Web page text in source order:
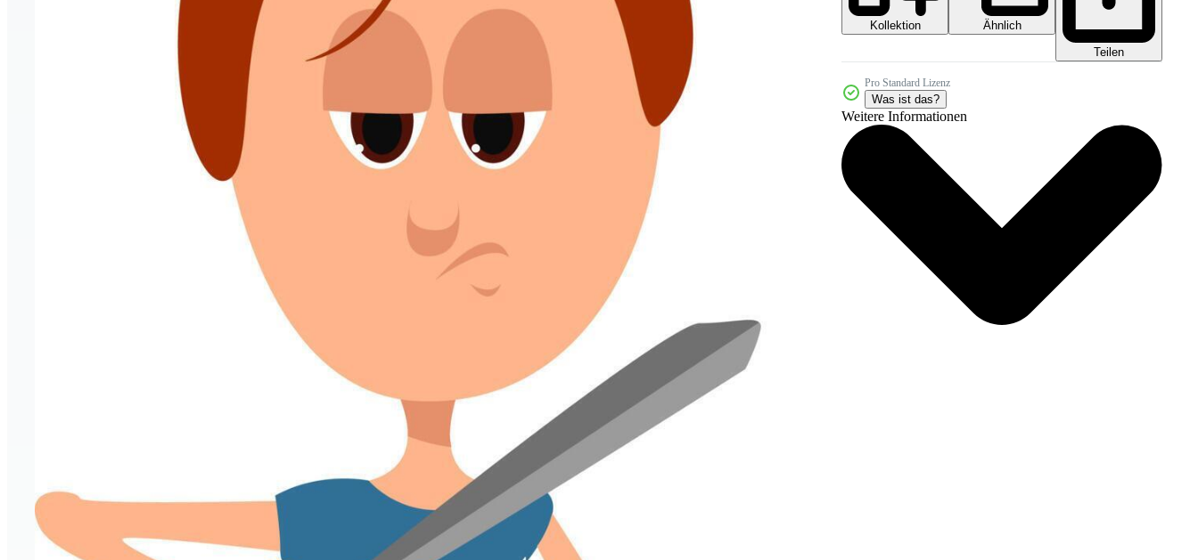
Kollektion
Ähnlich
Teilen
Pro Standard Lizenz
Was ist das?
Weitere Informationen